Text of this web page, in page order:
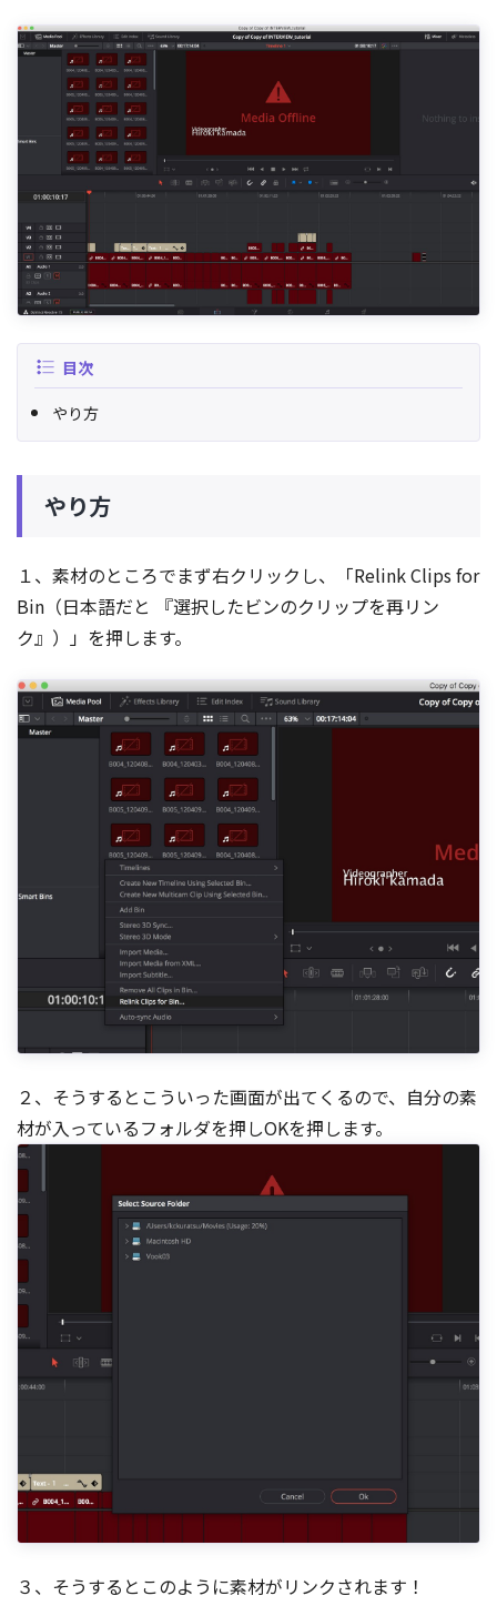
目次
やり方
やり方
１、素材のところでまず右クリックし、「Relink Clips for
Bin（日本語だと 『選択したビンのクリップを再リン
ク』）」を押します。
２、そうするとこういった画面が出てくるので、自分の素
材が入っているフォルダを押しOKを押します。
３、そうするとこのように素材がリンクされます！